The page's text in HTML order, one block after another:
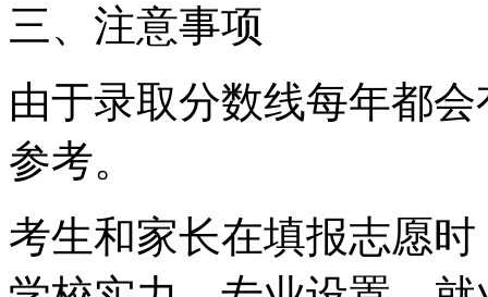
三、注意事项
由于录取分数线每年都
参考。
考生和家长在填报志愿